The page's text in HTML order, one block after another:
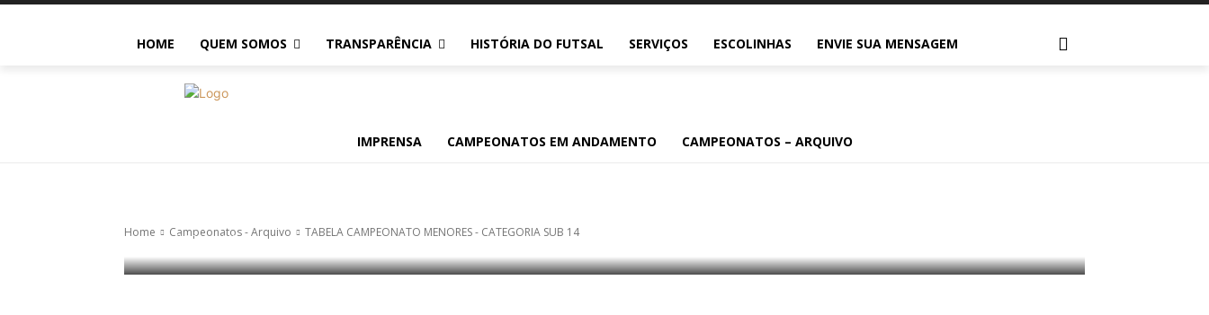
HOME QUEM SOMOS TRANSPARÊNCIA HISTÓRIA DO FUTSAL SERVIÇOS ESCOLINHAS ENVIE SUA MENSAGEM
IMPRENSA CAMPEONATOS EM ANDAMENTO CAMPEONATOS – ARQUIVO
Home Campeonatos - Arquivo TABELA CAMPEONATO MENORES - CATEGORIA SUB 14
TABELA CAMPEONATO MENORES –
329 0